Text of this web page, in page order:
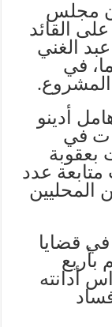
مجلس
القائد
الغني
لمدة 12 عاما، في
أبناء هامل أدينو
بين 4 و8 سنوات في
بعقوبة
عدد
المحليين
قضايا
بأربع
أدانته